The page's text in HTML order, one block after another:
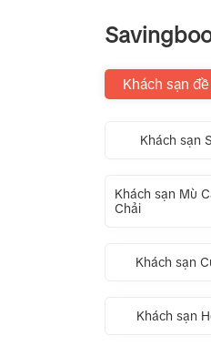
Khách sạn
Khách sạn
Khách sạn Mù
Chải
Khách sạn
Khách sạn